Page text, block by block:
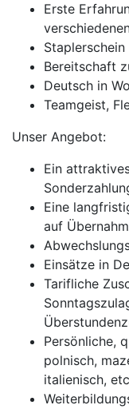
Erste
Bereitschaft
Deutsch in
Teamgeist,
Unser Angebot:
Ein
Eine
auf
Einsätze in
Tarifliche
Persönliche,
polnisch,
italienisch,